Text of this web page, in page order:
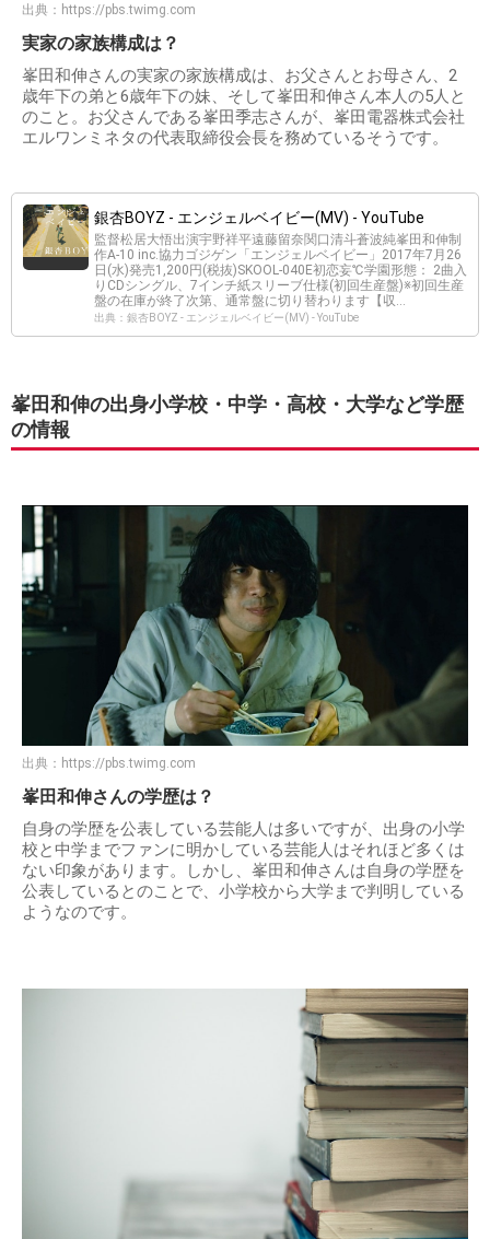
出典： https://pbs.twimg.com
実家の家族構成は？
峯田和伸さんの実家の家族構成は、お父さんとお母さん、2
歳年下の弟と6歳年下の妹、そして峯田和伸さん本人の5人と
のこと。お父さんである峯田季志さんが、峯田電器株式会社
エルワンミネタの代表取締役会長を務めているそうです。
銀杏BOYZ - エンジェルベイビー(MV) - YouTube
監督松居大悟出演宇野祥平遠藤留奈関口清斗蒼波純峯田和伸制
作A-10 inc.協力ゴジゲン「エンジェルベイビー」2017年7月26
日(水)発売1,200円(税抜)SKOOL-040E初恋妄℃学園形態： 2曲入
りCDシングル、7インチ紙スリーブ仕様(初回生産盤)※初回生産
盤の在庫が終了次第、通常盤に切り替わります【収...
出典：銀杏BOYZ - エンジェルベイビー(MV) - YouTube
峯田和伸の出身小学校・中学・高校・大学など学歴
の情報
出典： https://pbs.twimg.com
峯田和伸さんの学歴は？
自身の学歴を公表している芸能人は多いですが、出身の小学
校と中学までファンに明かしている芸能人はそれほど多くは
ない印象があります。しかし、峯田和伸さんは自身の学歴を
公表しているとのことで、小学校から大学まで判明している
ようなのです。